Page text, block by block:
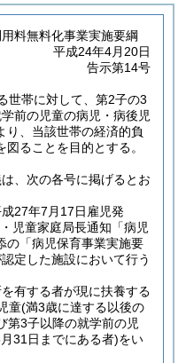
料無料化事業実施要綱
平成24年4月20日
告示第14号
帯に対して、第2子の3
前の児童の病児・病後児
り、当該世帯の経済的負
ることを目的とする。
、次の各号に掲げるとお
27年7月17日雇児発
児童家庭局長通知「病児
の「病児保育事業実施要
定した施設において行う
有する者が現に扶養する
童(満3歳に達する以後の
第3子以降の就学前の児
31日までにある者)をい